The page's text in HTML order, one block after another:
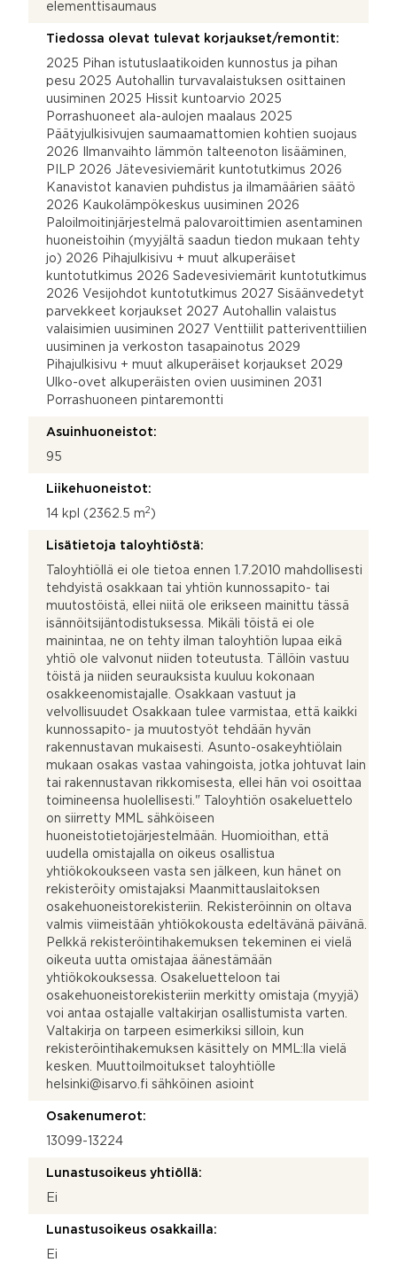
elementtisaumaus
Tiedossa olevat tulevat korjaukset/remontit:
2025 Pihan istutuslaatikoiden kunnostus ja pihan
pesu 2025 Autohallin turvavalaistuksen osittainen
uusiminen 2025 Hissit kuntoarvio 2025
Porrashuoneet ala-aulojen maalaus 2025
Päätyjulkisivujen saumaamattomien kohtien suojaus
2026 Ilmanvaihto lämmön talteenoton lisääminen,
PILP 2026 Jätevesiviemärit kuntotutkimus 2026
Kanavistot kanavien puhdistus ja ilmamäärien säätö
2026 Kaukolämpökeskus uusiminen 2026
Paloilmoitinjärjestelmä palovaroittimien asentaminen
huoneistoihin (myyjältä saadun tiedon mukaan tehty
jo) 2026 Pihajulkisivu + muut alkuperäiset
kuntotutkimus 2026 Sadevesiviemärit kuntotutkimus
2026 Vesijohdot kuntotutkimus 2027 Sisäänvedetyt
parvekkeet korjaukset 2027 Autohallin valaistus
valaisimien uusiminen 2027 Venttiilit patteriventtiilien
uusiminen ja verkoston tasapainotus 2029
Pihajulkisivu + muut alkuperäiset korjaukset 2029
Ulko-ovet alkuperäisten ovien uusiminen 2031
Porrashuoneen pintaremontti
Asuinhuoneistot:
95
Liikehuoneistot:
14 kpl (2362.5 m2 )
Lisätietoja taloyhtiöstä:
Taloyhtiöllä ei ole tietoa ennen 1.7.2010 mahdollisesti
tehdyistä osakkaan tai yhtiön kunnossapito- tai
muutostöistä, ellei niitä ole erikseen mainittu tässä
isännöitsijäntodistuksessa. Mikäli töistä ei ole
mainintaa, ne on tehty ilman taloyhtiön lupaa eikä
yhtiö ole valvonut niiden toteutusta. Tällöin vastuu
töistä ja niiden seurauksista kuuluu kokonaan
osakkeenomistajalle. Osakkaan vastuut ja
velvollisuudet Osakkaan tulee varmistaa, että kaikki
kunnossapito- ja muutostyöt tehdään hyvän
rakennustavan mukaisesti. Asunto-osakeyhtiölain
mukaan osakas vastaa vahingoista, jotka johtuvat lain
tai rakennustavan rikkomisesta, ellei hän voi osoittaa
toimineensa huolellisesti." Taloyhtiön osakeluettelo
on siirretty MML sähköiseen
huoneistotietojärjestelmään. Huomioithan, että
uudella omistajalla on oikeus osallistua
yhtiökokoukseen vasta sen jälkeen, kun hänet on
rekisteröity omistajaksi Maanmittauslaitoksen
osakehuoneistorekisteriin. Rekisteröinnin on oltava
valmis viimeistään yhtiökokousta edeltävänä päivänä.
Pelkkä rekisteröintihakemuksen tekeminen ei vielä
oikeuta uutta omistajaa äänestämään
yhtiökokouksessa. Osakeluetteloon tai
osakehuoneistorekisteriin merkitty omistaja (myyjä)
voi antaa ostajalle valtakirjan osallistumista varten.
Valtakirja on tarpeen esimerkiksi silloin, kun
rekisteröintihakemuksen käsittely on MML:lla vielä
kesken. Muuttoilmoitukset taloyhtiölle
helsinki@isarvo.fi sähköinen asioint
Osakenumerot:
13099-13224
Lunastusoikeus yhtiöllä:
Ei
Lunastusoikeus osakkailla:
Ei